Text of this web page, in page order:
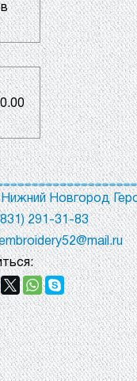
0.00
Нижний Новгород
291-31-83